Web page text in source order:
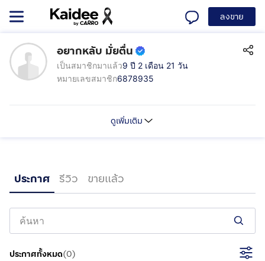
ลงขาย
อยากหลับ มั่ยตื่น
เป็นสมาชิกมาแล้ว9 ปี 2 เดือน 21 วัน
หมายเลขสมาชิก6878935
ดูเพิ่มเติม
ประกาศ รีวิว ขายแล้ว
ประกาศทั้งหมด(0)